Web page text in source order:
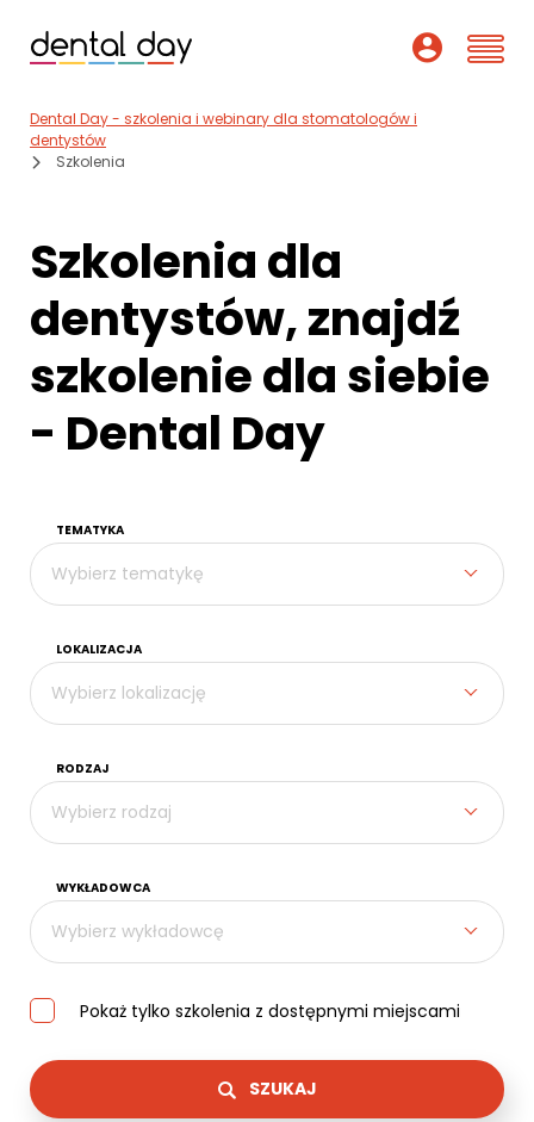
Szkolenia
Wykładowcy
O nas
Dofinansowania
Podcast
Dental Day - szkolenia i webinary dla stomatologów i
dentystów
Szkolenia
Szkolenia dla
dentystów, znajdź
szkolenie dla siebie
- Dental Day
TEMATYKA
Wybierz tematykę
LOKALIZACJA
Wybierz lokalizację
RODZAJ
Wybierz rodzaj
WYKŁADOWCA
Wybierz wykładowcę
Pokaż tylko szkolenia z dostępnymi miejscami
SZUKAJ